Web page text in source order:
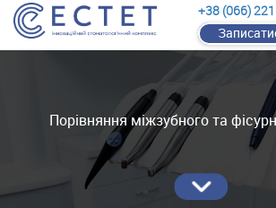
+38 (066)
Порівняння міжзубного та